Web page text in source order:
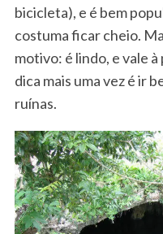
bicicleta), e é bem
costuma ficar cheio.
motivo: é lindo, e vale
dica mais uma vez é ir
ruínas.